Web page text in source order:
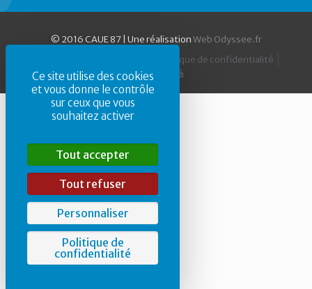
© 2016 CAUE 87 | Une réalisationWeb Odyssee.fr
Politique de confidentialité
Ce site utilise des cookies
et vous donne le contrôle
sur ceux que vous
souhaitez activer
Tout accepter
Tout refuser
Personnaliser
Politique de
confidentialité